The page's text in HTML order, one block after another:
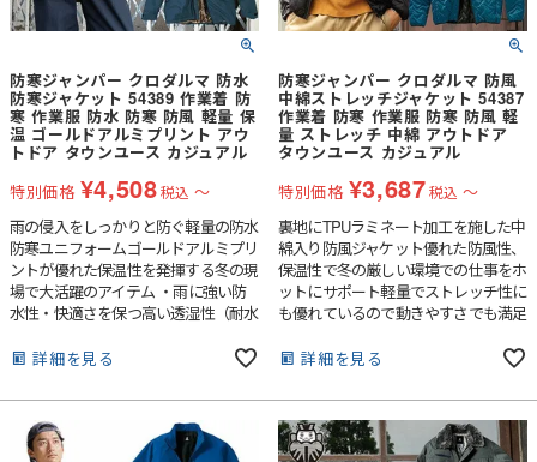
防寒ジャンパー クロダルマ 防水
防寒ジャケット 54389 作業着 防
寒 作業服 防水 防寒 防風 軽量 保
温 ゴールドアルミプリント アウ
トドア タウンユース カジュアル
特別価格 ¥4,508税込 〜
雨の侵入をしっかりと防ぐ軽量の防水
防寒ユニフォームゴールドアルミプリ
ントが優れた保温性を発揮する冬の現
場で大活躍のアイテム ・雨に強い防
水性・快適さを保つ高い透湿性（耐水
24h）魔法瓶効果で優れた保湿性を発
詳細を見る
防寒ジャンパー クロダルマ 防風
中綿ストレッチジャケット 54387
作業着 防寒 作業服 防寒 防風 軽
量 ストレッチ 中綿 アウトドア
タウンユース カジュアル
特別価格 ¥3,687税込 〜
裏地にTPUラミネート加工を施した中
綿入り防風ジャケット優れた防風性、
保温性で冬の厳しい環境での仕事をホ
ットにサポート軽量でストレッチ性に
も優れているので動きやすさでも満足
詳細を見る